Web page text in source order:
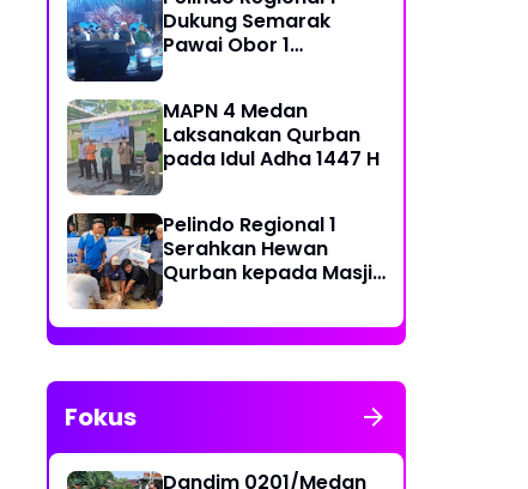
Dukung Semarak
Pawai Obor 1
MAPN 4 Medan
Laksanakan Qurban
pada Idul Adha 1447 H
Pelindo Regional 1
Serahkan Hewan
Qurban kepada Masjid
Fokus
Dandim 0201/Medan